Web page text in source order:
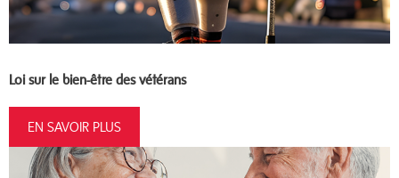
Loi sur le bien-être des vétérans
EN SAVOIR PLUS